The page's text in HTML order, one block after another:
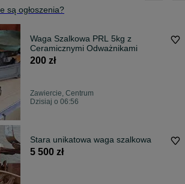
są ogłoszenia?
Waga Szalkowa PRL 5kg z
Ceramicznymi Odważnikami
200 zł
Zawiercie, Centrum
Dzisiaj o 06:56
Stara unikatowa waga szalkowa
5 500 zł